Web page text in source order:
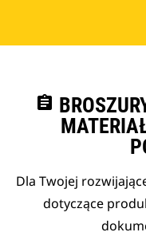
assignment
Dla Twojej
dotyczące